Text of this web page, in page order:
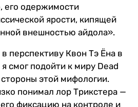
его одержимости
ярости, кипящей
внешностью айдола».
перспективу Квон Тэ Ёна в
смог подойти к миру Dead
этой мифологии.
понимал лор Трикстера —
фиксацию на контроле и